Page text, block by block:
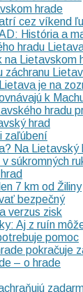
hrade
cez víkend
História a
hradu
na Lietavskom
záchranu
je na
k
hradu
hrad
zaľúbení
Na Lietavský
v súkromných
7 km od Žiliny
bezpečný
verzus zisk
Aj z ruín
pomoc
pokračuje
– o hrade